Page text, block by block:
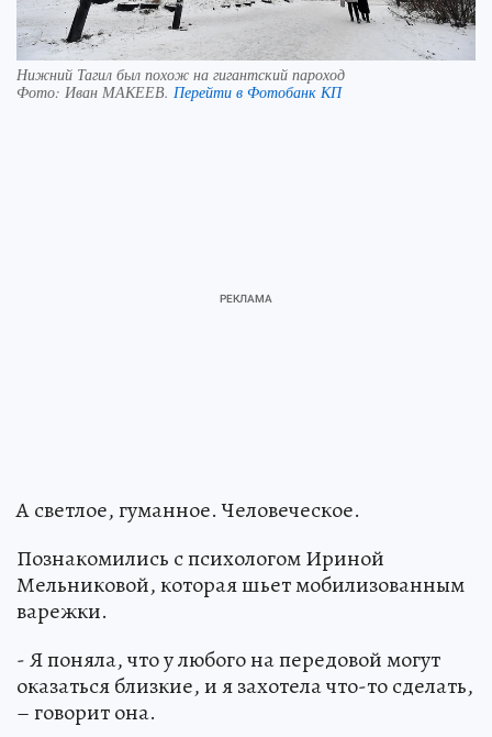
Нижний Тагил был похож на гигантский пароход
Фото: Иван МАКЕЕВ. Перейти в Фотобанк КП
А светлое, гуманное. Человеческое.
Познакомились с психологом Ириной
Мельниковой, которая шьет мобилизованным
варежки.
- Я поняла, что у любого на передовой могут
оказаться близкие, и я захотела что-то сделать,
– говорит она.